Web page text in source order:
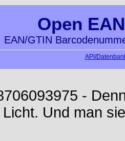
Open
EAN/GTIN
API/
-
Und man